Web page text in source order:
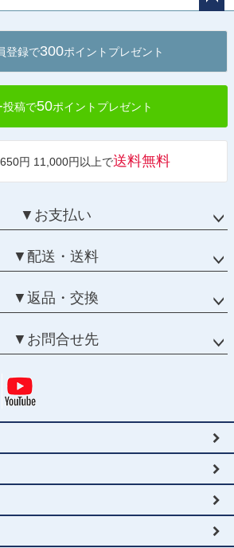
へ
登録で300ポイントプレゼント
投稿で50ポイントプレゼント
円 11,000円以上で送料無料
▼お支払い
▼配送・送料
▼返品・交換
▼お問合せ先